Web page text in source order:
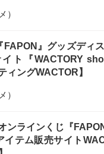
）
FAPON』グッズディ
ト『WACTORY
ィングWACTOR】
）
ンラインくじ『
イテム販売サイト